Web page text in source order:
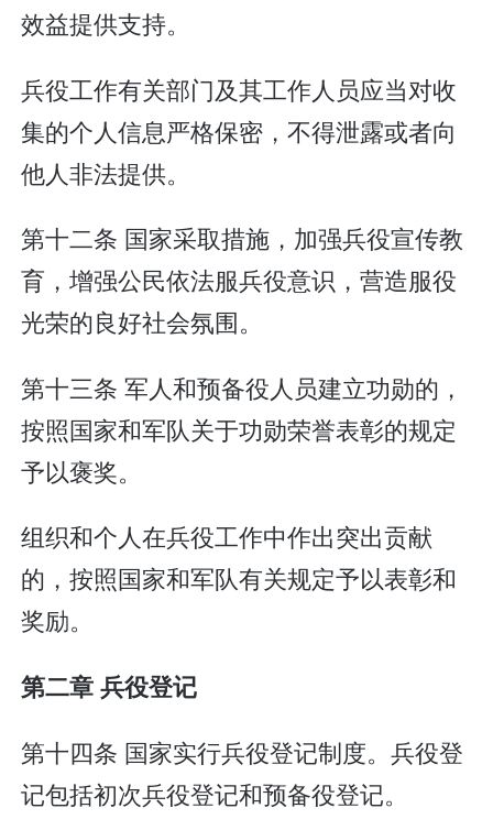
效益提供支持。
兵役工作有关部门及其工作人员应当对收
集的个人信息严格保密，不得泄露或者向
他人非法提供。
第十二条 国家采取措施，加强兵役宣传教
育，增强公民依法服兵役意识，营造服役
光荣的良好社会氛围。
第十三条 军人和预备役人员建立功勋的，
按照国家和军队关于功勋荣誉表彰的规定
予以褒奖。
组织和个人在兵役工作中作出突出贡献
的，按照国家和军队有关规定予以表彰和
奖励。
第二章 兵役登记
第十四条 国家实行兵役登记制度。兵役登
记包括初次兵役登记和预备役登记。